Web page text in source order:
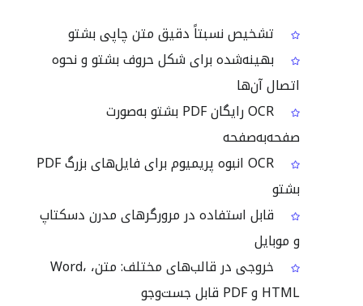
تشخیص نسبتاً دقیق متن چاپی بشتو
بهینه‌شده برای شکل حروف بشتو و نحوه
اتصال آن‌ها
OCR رایگان PDF بشتو به‌صورت
صفحه‌به‌صفحه
OCR انبوه پریمیوم برای فایل‌های بزرگ PDF
بشتو
قابل استفاده در مرورگرهای مدرن دسکتاپ
و موبایل
خروجی در قالب‌های مختلف: متن، Word،
HTML و PDF قابل جست‌وجو